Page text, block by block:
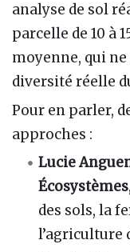
analyse de sol
parcelle de 10 à
moyenne, qui
diversité réelle
Pour en parler,
approches :
Lucie
Écosystèmes
des sols, la
l’agriculture